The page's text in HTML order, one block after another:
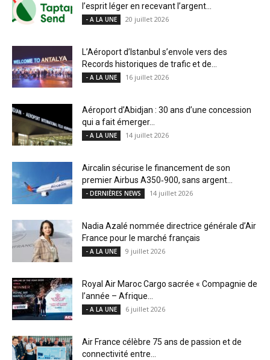
l’esprit léger en recevant l’argent...
- A LA UNE 20 juillet 2026
L’Aéroport d’Istanbul s’envole vers des
Records historiques de trafic et de...
- A LA UNE 16 juillet 2026
Aéroport d’Abidjan : 30 ans d’une concession
qui a fait émerger...
- A LA UNE 14 juillet 2026
Aircalin sécurise le financement de son
premier Airbus A350‑900, sans argent...
- DERNIÈRES NEWS 14 juillet 2026
Nadia Azalé nommée directrice générale d’Air
France pour le marché français
- A LA UNE 9 juillet 2026
Royal Air Maroc Cargo sacrée « Compagnie de
l’année – Afrique...
- A LA UNE 6 juillet 2026
Air France célèbre 75 ans de passion et de
connectivité entre...